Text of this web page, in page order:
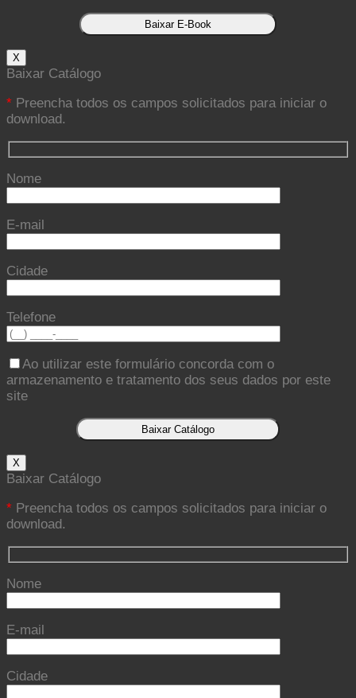
X
Baixar Catálogo
* Preencha todos os campos solicitados para iniciar o
download.
Nome
E-mail
Cidade
Telefone
Ao utilizar este formulário concorda com o
armazenamento e tratamento dos seus dados por este
site
X
Baixar Catálogo
* Preencha todos os campos solicitados para iniciar o
download.
Nome
E-mail
Cidade